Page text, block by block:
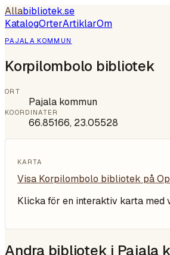
Allabibliotek.se
KatalogOrterArtiklarOm
PAJALA KOMMUN
Korpilombolo bibliotek
ORT
Pajala kommun
KOORDINATER
66.85166, 23.05528
KARTA
Visa Korpilombolo bibliotek på
Klicka för en interaktiv karta med
Andra bibliotek i Pajala